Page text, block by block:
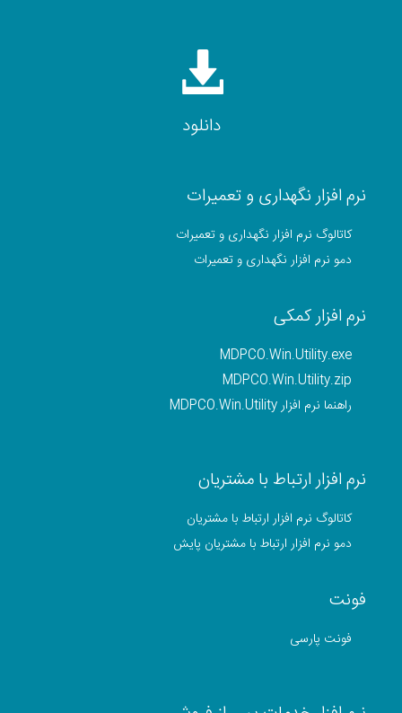
دانلود
نرم افزار نگهداری و تعمیرات
کاتالوگ نرم افزار نگهداری و تعمیرات
دمو نرم افزار نگهداری و تعمیرات
نرم افزار کمکی
MDPCO.Win.Utility.exe
MDPCO.Win.Utility.zip
راهنما نرم افزار MDPCO.Win.Utility
نرم افزار ارتباط با مشتریان
کاتالوگ نرم افزار ارتباط با مشتریان
دمو نرم افزار ارتباط با مشتریان پایش
فونت
فونت پارسی